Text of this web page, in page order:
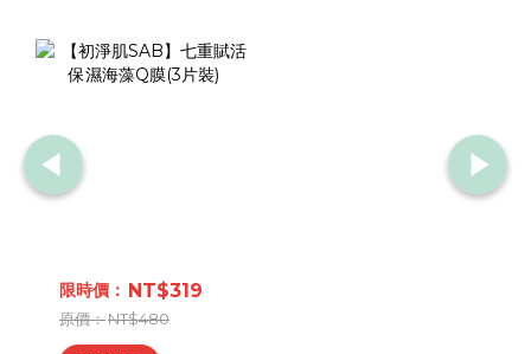
NT$319
NT$480